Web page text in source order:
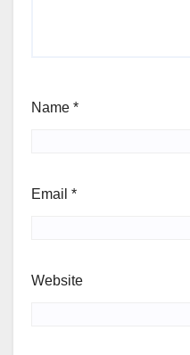
Name *
Email *
Website